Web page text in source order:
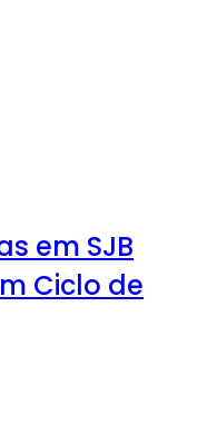
em SJB
Ciclo de